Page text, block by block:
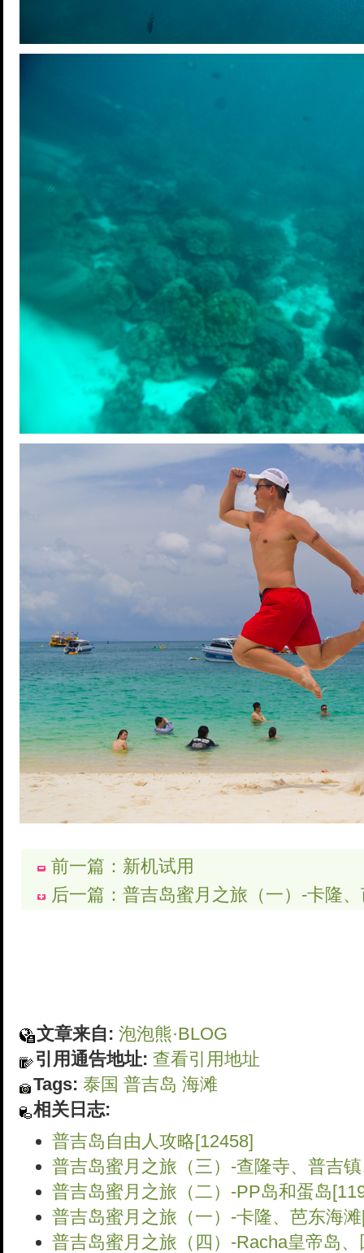
前一篇：新机试用
后一篇：普吉岛蜜月之旅（一）-卡隆
文章来自: 泡泡熊·BLOG
引用通告地址: 查看引用地址
Tags: 泰国 普吉岛 海滩
相关日志:
普吉岛自由人攻略[12458]
普吉岛蜜月之旅（三）-查隆寺、普吉
普吉岛蜜月之旅（二）-PP岛和蛋岛
普吉岛蜜月之旅（一）-卡隆、芭东海
普吉岛蜜月之旅（四）-Racha皇帝岛